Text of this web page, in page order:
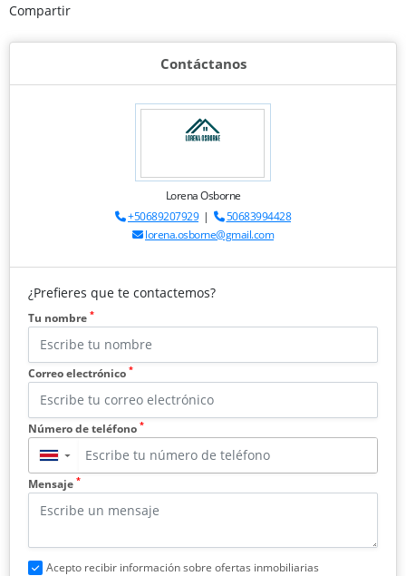
Compartir
Contáctanos
Lorena Osborne
+50689207929|
50683994428
lorena.osborne@gmail.com
¿Prefieres que te contactemos?
Tu nombre *
Correo electrónico *
Número de teléfono *
▼
Mensaje *
Acepto recibir información sobre ofertas inmobiliarias